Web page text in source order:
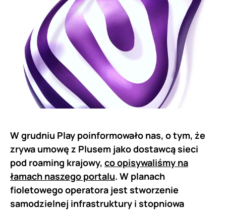
W grudniu Play poinformowało nas, o tym, że
zrywa umowę z Plusem jako dostawcą sieci
pod roaming krajowy, co opisywaliśmy na
łamach naszego portalu. W planach
fioletowego operatora jest stworzenie
samodzielnej infrastruktury i stopniowa